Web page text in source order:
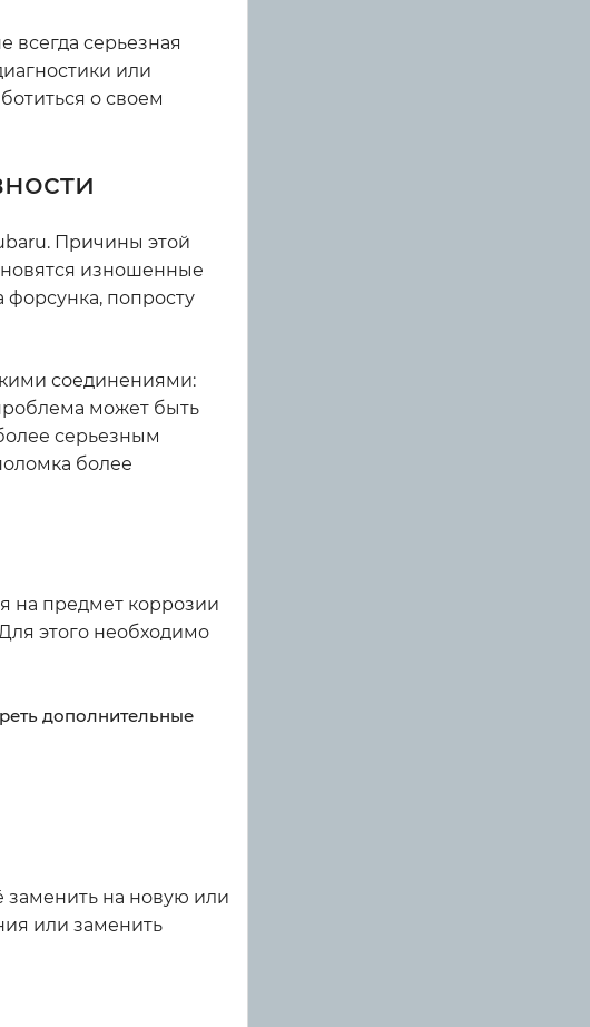
всегда серьезная
или
о своем
Причины этой
изношенные
попросту
соединениями:
может быть
серьезным
более
на предмет коррозии
этого необходимо
дополнительные
заменить на новую или
или заменить